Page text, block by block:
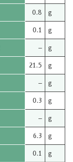
0.8 g
0.1 g
– g
21.5 g
– g
0.3 g
– g
6.3 g
0.1 g